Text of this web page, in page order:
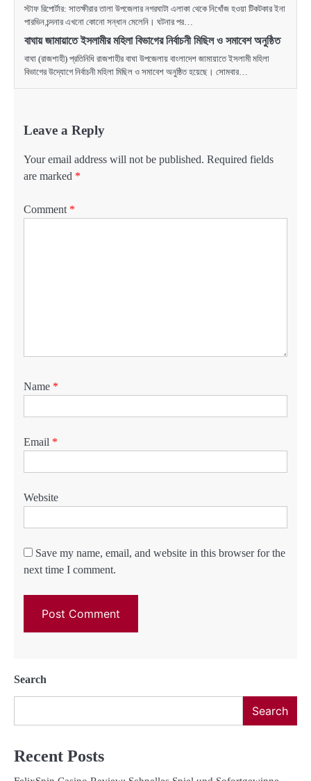
স্টাফ রিপোর্টার: সাতক্ষীরার তালা উপজেলার নগরঘাটা এলাকা থেকে নিখোঁজ হওয়া টিকটকার ইনা
পারভিন চন্দনার এখনো কোনো সন্ধান মেলেনি। ঘটনার পর…
বাঘায় জামায়াতে ইসলামীর মহিলা বিভাগের নির্বাচনী মিছিল ও সমাবেশ অনুষ্ঠিত
বাঘা (রাজশাহী) প্রতিনিধি রাজশাহীর বাঘা উপজেলায় বাংলাদেশ জামায়াতে ইসলামী মহিলা
বিভাগের উদ্যোগে নির্বাচনী মহিলা মিছিল ও সমাবেশ অনুষ্ঠিত হয়েছে। সোমবার…
Leave a Reply
Your email address will not be published. Required fields
are marked *
Comment *
Name *
Email *
Website
Save my name, email, and website in this browser for the
next time I comment.
Search
Search
Recent Posts